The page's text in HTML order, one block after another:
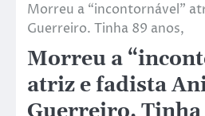
Morreu a “incontornável”
Guerreiro. Tinha 89 anos,
Morreu a
atriz e fadista